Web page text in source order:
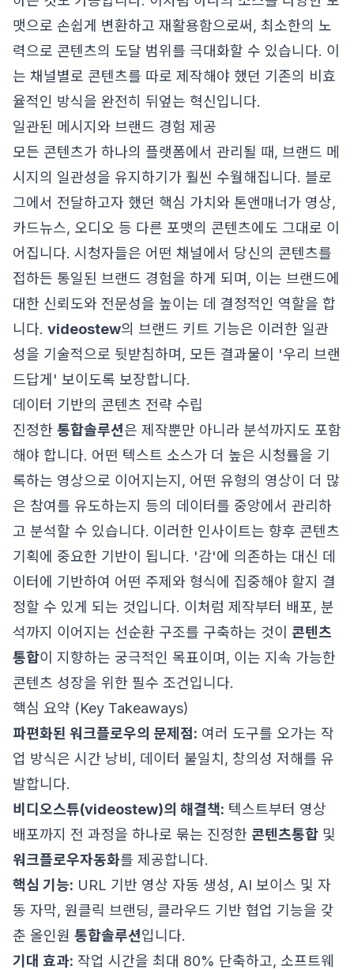
맷으로 손쉽게 변환하고 재활용함으로써, 최소한의 노
력으로 콘텐츠의 도달 범위를 극대화할 수 있습니다. 이
는 채널별로 콘텐츠를 따로 제작해야 했던 기존의 비효
율적인 방식을 완전히 뒤엎는 혁신입니다.
일관된 메시지와 브랜드 경험 제공
모든 콘텐츠가 하나의 플랫폼에서 관리될 때, 브랜드 메
시지의 일관성을 유지하기가 훨씬 수월해집니다. 블로
그에서 전달하고자 했던 핵심 가치와 톤앤매너가 영상,
카드뉴스, 오디오 등 다른 포맷의 콘텐츠에도 그대로 이
어집니다. 시청자들은 어떤 채널에서 당신의 콘텐츠를
접하든 통일된 브랜드 경험을 하게 되며, 이는 브랜드에
대한 신뢰도와 전문성을 높이는 데 결정적인 역할을 합
니다. videostew의 브랜드 키트 기능은 이러한 일관
성을 기술적으로 뒷받침하며, 모든 결과물이 '우리 브랜
드답게' 보이도록 보장합니다.
데이터 기반의 콘텐츠 전략 수립
진정한 통합솔루션은 제작뿐만 아니라 분석까지도 포함
해야 합니다. 어떤 텍스트 소스가 더 높은 시청률을 기
록하는 영상으로 이어지는지, 어떤 유형의 영상이 더 많
은 참여를 유도하는지 등의 데이터를 중앙에서 관리하
고 분석할 수 있습니다. 이러한 인사이트는 향후 콘텐츠
기획에 중요한 기반이 됩니다. '감'에 의존하는 대신 데
이터에 기반하여 어떤 주제와 형식에 집중해야 할지 결
정할 수 있게 되는 것입니다. 이처럼 제작부터 배포, 분
석까지 이어지는 선순환 구조를 구축하는 것이 콘텐츠
통합이 지향하는 궁극적인 목표이며, 이는 지속 가능한
콘텐츠 성장을 위한 필수 조건입니다.
핵심 요약 (Key Takeaways)
파편화된 워크플로우의 문제점: 여러 도구를 오가는 작
업 방식은 시간 낭비, 데이터 불일치, 창의성 저해를 유
발합니다.
비디오스튜(videostew)의 해결책: 텍스트부터 영상
배포까지 전 과정을 하나로 묶는 진정한 콘텐츠통합 및
워크플로우자동화를 제공합니다.
핵심 기능: URL 기반 영상 자동 생성, AI 보이스 및 자
동 자막, 원클릭 브랜딩, 클라우드 기반 협업 기능을 갖
춘 올인원 통합솔루션입니다.
기대 효과: 작업 시간을 최대 80% 단축하고, 소프트웨